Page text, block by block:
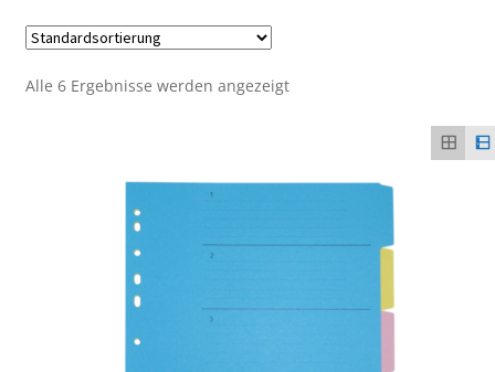
Alle 6 Ergebnisse werden angezeigt